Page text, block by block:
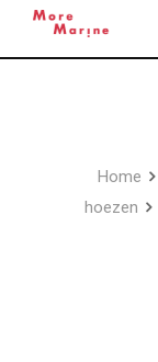
Home
hoezen